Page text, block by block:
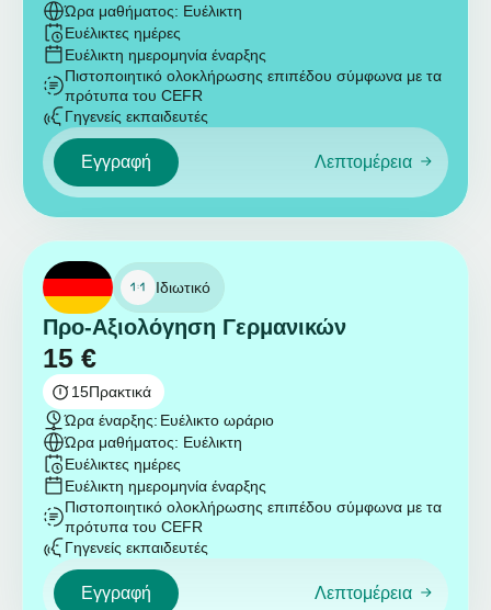
Ώρα μαθήματος: Ευέλικτη
Ευέλικτες ημέρες
Ευέλικτη ημερομηνία έναρξης
Πιστοποιητικό ολοκλήρωσης επιπέδου σύμφωνα με τα
πρότυπα του CEFR
Γηγενείς εκπαιδευτές
Εγγραφή Λεπτομέρεια
Ιδιωτικό
Προ-Αξιολόγηση Γερμανικών
15 €
15Πρακτικά
Ώρα έναρξης: Ευέλικτο ωράριο
Ώρα μαθήματος: Ευέλικτη
Ευέλικτες ημέρες
Ευέλικτη ημερομηνία έναρξης
Πιστοποιητικό ολοκλήρωσης επιπέδου σύμφωνα με τα
πρότυπα του CEFR
Γηγενείς εκπαιδευτές
Εγγραφή Λεπτομέρεια